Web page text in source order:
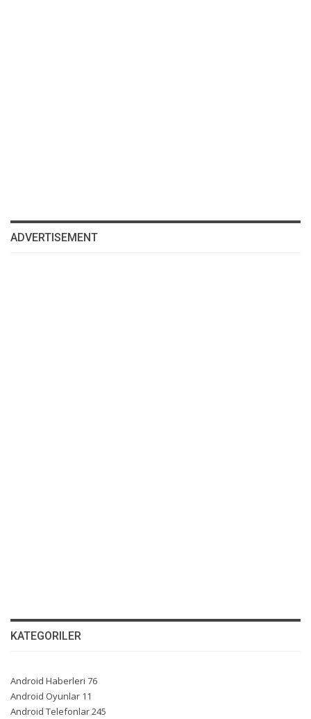
ADVERTISEMENT
KATEGORILER
Android Haberleri 76
Android Oyunlar 11
Android Telefonlar245